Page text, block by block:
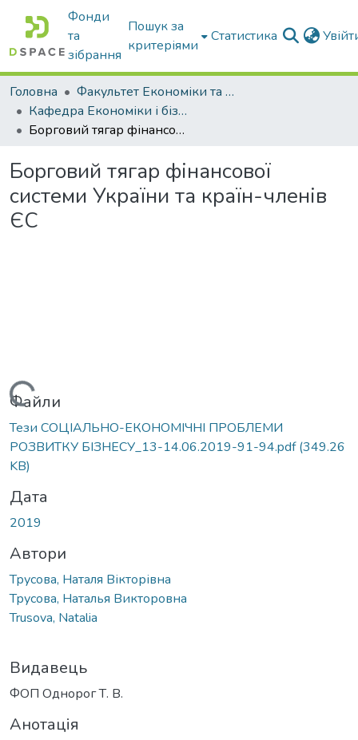
Фонди
та
зібрання
Пошук за
критеріями
Статистика
Головна
Факультет Економіки та бізнесу
Кафедра Економіки і бізнесу
Борговий тягар фінансової системи України та країн-членів ЄС
Борговий тягар фінансової
системи України та країн-членів
ЄС
Вантажиться...
Файли
Тези СОЦІАЛЬНО-ЕКОНОМІЧНІ ПРОБЛЕМИ
РОЗВИТКУ БІЗНЕСУ_13-14.06.2019-91-94.pdf(349.26
KB)
Дата
2019
Автори
Трусова, Наталя Вікторівна
Трусова, Наталья Викторовна
Trusova, Natalia
Видавець
ФОП Однорог Т. В.
Анотація